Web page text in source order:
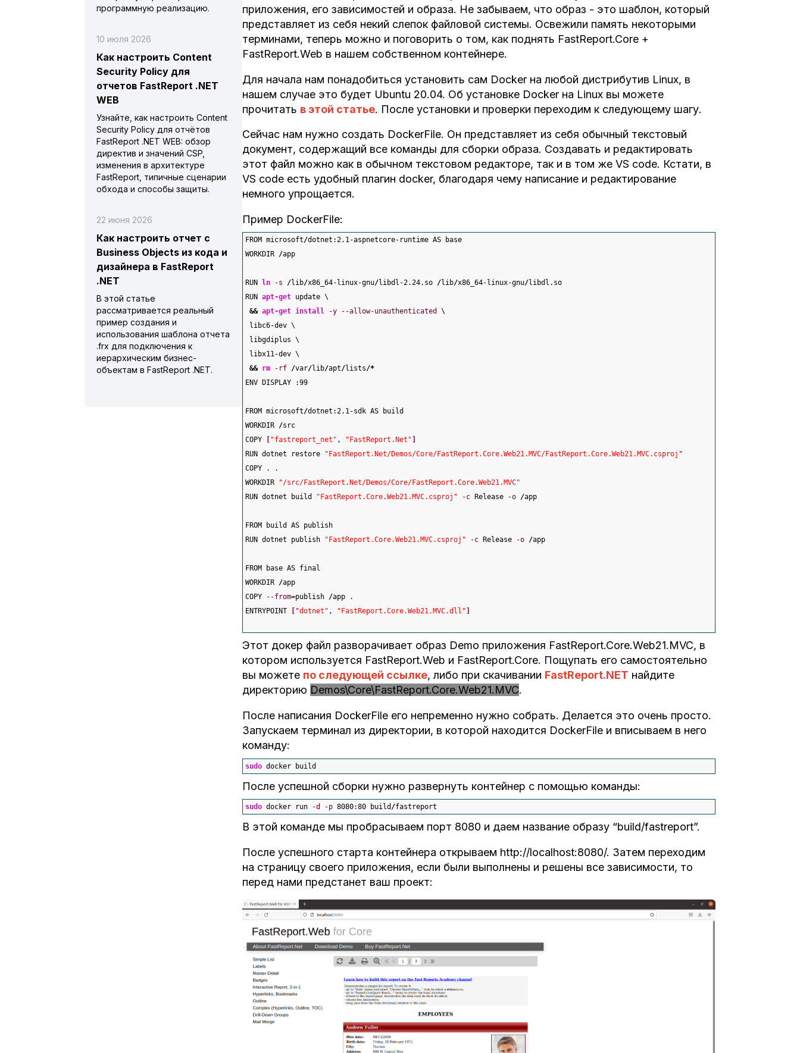
приложения, его зависимостей и образа. Не забываем, что образ - это шаблон, который
представляет из себя некий слепок файловой системы. Освежили память некоторыми
терминами, теперь можно и поговорить о том, как поднять FastReport.Core +
FastReport.Web в нашем собственном контейнере.
Для начала нам понадобиться установить сам Docker на любой дистрибутив Linux, в
нашем случае это будет Ubuntu 20.04. Об установке Docker на Linux вы можете
прочитать в этой статье. После установки и проверки переходим к следующему шагу.
Сейчас нам нужно создать DockerFile. Он представляет из себя обычный текстовый
документ, содержащий все команды для сборки образа. Создавать и редактировать
этот файл можно как в обычном текстовом редакторе, так и в том же VS code. Кстати, в
VS code есть удобный плагин docker, благодаря чему написание и редактирование
немного упрощается.
Пример DockerFile:
FROM microsoft/dotnet:2.1-aspnetcore-runtime AS base
WORKDIR /app
RUN ln -s /lib/x86_64-linux-gnu/libdl-2.24.so /lib/x86_64-linux-gnu/libdl.so
RUN apt-get update \
&& apt-get install -y --allow-unauthenticated
\
libc6-dev \
libgdiplus \
libx11-dev \
&& rm -rf /var/lib/apt/lists/*
ENV DISPLAY :99
FROM microsoft/dotnet:2.1-sdk AS build
WORKDIR /src
COPY
"fastreport_net" , "FastReport.Net"
RUN dotnet restore
"FastReport.Net/Demos/Core/FastReport.Core.Web21.MVC/FastReport.Core.Web21.MVC.csproj"
COPY . .
WORKDIR
"/src/FastReport.Net/Demos/Core/FastReport.Core.Web21.MVC"
RUN dotnet build
"FastReport.Core.Web21.MVC.csproj" -c Release -o /app
FROM build AS publish
RUN dotnet publish
"FastReport.Core.Web21.MVC.csproj" -c Release -o /app
FROM base AS final
WORKDIR /app
COPY
--from=publish /app .
ENTRYPOINT
"dotnet" , "FastReport.Core.Web21.MVC.dll"
Этот докер файл разворачивает образ Demo приложения FastReport.Core.Web21.MVC, в
котором используется FastReport.Web и FastReport.Core. Пощупать его самостоятельно
вы можете по следующей ссылке, либо при скачивании FastReport.NET найдите
директорию Demos\Core\FastReport.Core.Web21.MVC.
После написания DockerFile его непременно нужно собрать. Делается это очень просто.
Запускаем терминал из директории, в которой находится DockerFile и вписываем в него
команду:
sudo docker build
После успешной сборки нужно развернуть контейнер с помощью команды:
sudo docker run -d -p 8080:80 build /fastreport
В этой команде мы пробрасываем порт 8080 и даем название образу “build/fastreport”.
После успешного старта контейнера открываем http://localhost:8080/. Затем переходим
на страницу своего приложения, если были выполнены и решены все зависимости, то
перед нами предстанет ваш проект:
программную реализацию.
10 июля 2026
Как настроить Content
Security Policy для
отчетов FastReport .NET
WEB
Узнайте, как настроить Content
Security Policy для отчётов
FastReport .NET WEB: обзор
директив и значений CSP,
изменения в архитектуре
FastReport, типичные сценарии
обхода и способы защиты.
22 июня 2026
Как настроить отчет с
Business Objects из кода и
дизайнера в FastReport
.NET
В этой статье
рассматривается реальный
пример создания и
использования шаблона отчета
.frx для подключения к
иерархическим бизнес-
объектам в FastReport .NET.